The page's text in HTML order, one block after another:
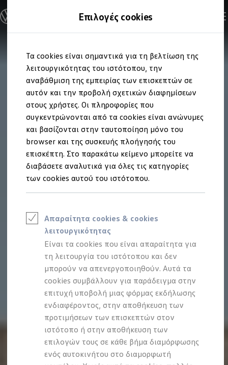
Επιλογές cookies
Τα cookies είναι σημαντικά για τη βελτίωση της
λειτουργικότητας του ιστότοπου, την
αναβάθμιση της εμπειρίας των επισκεπτών σε
αυτόν και την προβολή σχετικών διαφημίσεων
στους χρήστες. Οι πληροφορίες που
συγκεντρώνονται από τα cookies είναι ανώνυμες
και βασίζονται στην ταυτοποίηση μόνο του
browser και της συσκευής πλοήγησής του
επισκέπτη. Στο παρακάτω κείμενο μπορείτε να
διαβάσετε αναλυτικά για όλες τις κατηγορίες
των cookies αυτού του ιστότοπου.
Απαραίτητα cookies & cookies
λειτουργικότητας
Είναι τα cookies που είναι απαραίτητα για
τη λειτουργία του ιστότοπου και δεν
μπορούν να απενεργοποιηθούν. Αυτά τα
cookies συμβάλλουν για παράδειγμα στην
επιτυχή υποβολή μιας φόρμας εκδήλωσης
ενδιαφέροντος, στην αποθήκευση των
προτιμήσεων των επισκεπτών στον
ιστότοπο ή στην αποθήκευση των
επιλογών τους σε κάθε βήμα διαμόρφωσης
ενός αυτοκινήτου στο διαμορφωτή
στο
περιεχόμενο
στο
footer
Ανακαλύψτε τα Μοντέλα
Διαμορφώστε το Volkswagen σας
Επαγγελματικά Οχήματα Volkswagen
Ηλεκτρικά & eHybrid μοντέλα
Ηλεκτρικά μοντέλα
ID.3 Neo
Νέο ID. Polo
ID.4
ID.4 GTX
ID.5
ID.5 GTX
ID.7
ID.7 GTX
ID. Buzz
ID. Buzz Cargo
ID. CROSS
eHybrid μοντέλα
Golf GTE
Νέο Tayron ehybrid
e-Tools για ηλεκτρικά αυτοκίνητα
Προσομοιωτής αυτονομίας
Προσομοιωτής χρόνου φόρτισης
Προσομοιωτής κόστους φόρτισης
ID. Ενημερώσεις λογισμικού
We Charge - Υπηρεσία Φόρτισης
Εύρεση δημόσιων σημείων φόρτισης
ID. Charger
Ενημέρωση ID.
Πλατφόρμα MEB
Μύθοι & Αλήθειες για την ηλεκτροκίνηση
Πού μπορώ να φορτίσω;
Πόσο μακριά μπορώ να φτάσω;
Πώς μπορώ να πληρώσω;
Πώς μπορώ να φορτίσω;
Η αντλία θερμότητας στα ID.